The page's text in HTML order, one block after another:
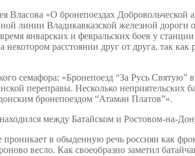
Власова «О бронепоездах
линии Владикавказской железной
январских и февральских боев у
расстоянии друг от друга, так
семафора: «Бронепоезд “За Русь
переправы. Несколько неприятельских
бронепоездом “Атаман Платов”».
между Батайском и Ростовом-на-
в обыденную речь россиян как
весло. Как своеобразно заметил